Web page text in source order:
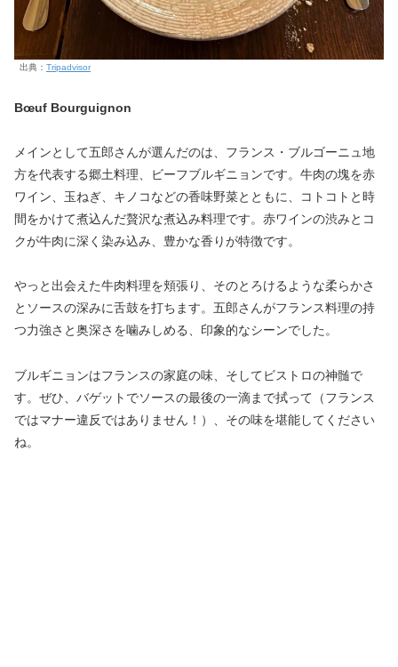
出典： Tripadvisor
Bœuf Bourguignon
メインとして五郎さんが選んだのは、フランス・ブルゴーニュ地
方を代表する郷土料理、ビーフブルギニョンです。牛肉の塊を赤
ワイン、玉ねぎ、キノコなどの香味野菜とともに、コトコトと時
間をかけて煮込んだ贅沢な煮込み料理です。赤ワインの渋みとコ
クが牛肉に深く染み込み、豊かな香りが特徴です。
やっと出会えた牛肉料理を頬張り、そのとろけるような柔らかさ
とソースの深みに舌鼓を打ちます。五郎さんがフランス料理の持
つ力強さと奥深さを噛みしめる、印象的なシーンでした。
ブルギニョンはフランスの家庭の味、そしてビストロの神髄で
す。ぜひ、バゲットでソースの最後の一滴まで拭って（フランス
ではマナー違反ではありません！）、その味を堪能してください
ね。